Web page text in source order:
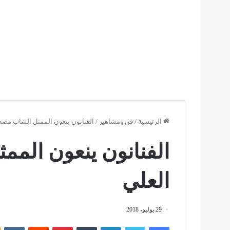
الرئيسية / فن ومشاهير / الفنانون ينعون الممثل الشاب
الفنانون ينعون
العلي
29 يوليو، 2018
فيسبوك تويتر لينكدإن بينتيريست